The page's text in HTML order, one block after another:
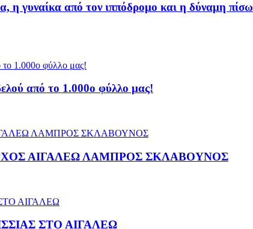
η γυναίκα από τον ιππόδρομο και η δύναμη πίσω
από το 1.000ο φύλλο μας!
ΑΙΓΑΛΕΩ ΛΑΜΠΡΟΣ ΣΚΛΑΒΟΥΝΟΣ
ΣΤΟ ΑΙΓΑΛΕΩ